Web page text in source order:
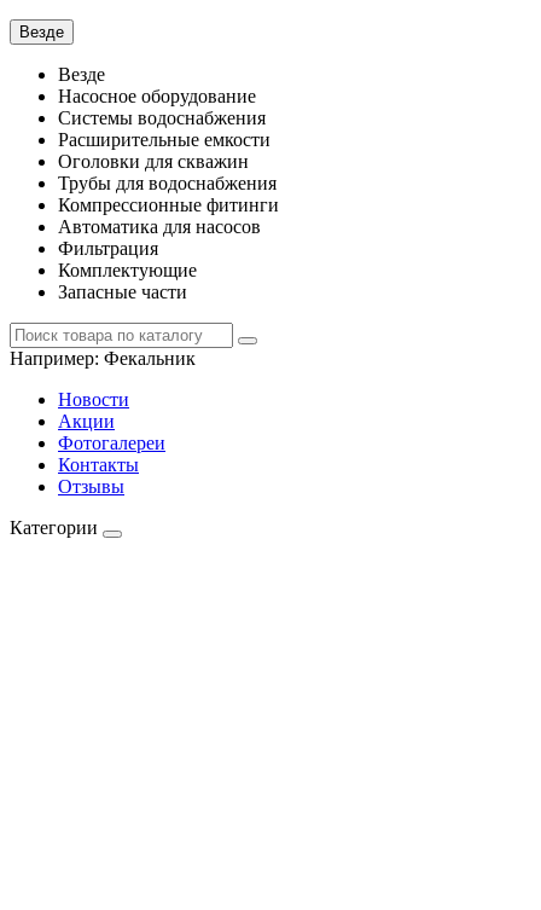
Везде
Везде
Насосное оборудование
Системы водоснабжения
Расширительные емкости
Оголовки для скважин
Трубы для водоснабжения
Компрессионные фитинги
Автоматика для насосов
Фильтрация
Комплектующие
Запасные части
Например: Фекальник
Новости
Акции
Фотогалереи
Контакты
Отзывы
Категории